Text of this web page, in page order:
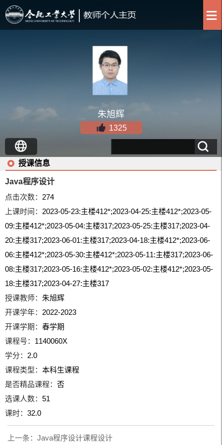
朱旭辉
1325
授课信息
Java程序设计
点击次数： 274
上课时间： 2023-05-23:主楼412*;2023-04-25:主楼412*;2023-05-
09:主楼412*;2023-05-04:主楼317;2023-05-25:主楼317;2023-04-
20:主楼317;2023-06-01:主楼317;2023-04-18:主楼412*;2023-06-
06:主楼412*;2023-05-30:主楼412*;2023-05-11:主楼317;2023-06-
08:主楼317;2023-05-16:主楼412*;2023-05-02:主楼412*;2023-05-
18:主楼317;2023-04-27:主楼317
授课教师： 朱旭辉
开课学年： 2022-2023
开课学期：春学期
课程号： 1140060X
学分： 2.0
课程类型：本科生课程
是否精品课程：否
选课人数：51
课时：32.0
上一条： Java程序设计课程设计